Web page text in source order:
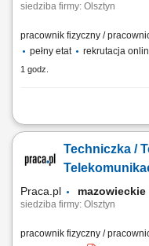
siedziba firmy: Olsztyn
pracownik fizyczny /
pełny etat
rekrutacja
1 godz.
Lokalizacja: cała Polska
Techniczka /
Praca.pl
siedziba firmy: Olsztyn
pracownik fizyczny /